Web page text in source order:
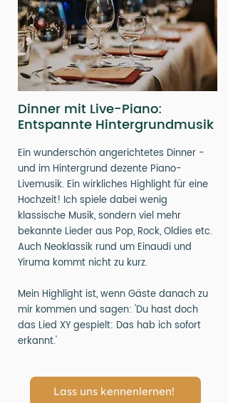
Dinner mit Live-Piano:
Entspannte Hintergrundmusik
Ein wunderschön angerichtetes Dinner -
und im Hintergrund dezente Piano-
Livemusik. Ein wirkliches Highlight für eine
Hochzeit! Ich spiele dabei wenig
klassische Musik, sondern viel mehr
bekannte Lieder aus Pop, Rock, Oldies etc.
Auch Neoklassik rund um Einaudi und
Yiruma kommt nicht zu kurz.
Mein Highlight ist, wenn Gäste danach zu
mir kommen und sagen: 'Du hast doch
das Lied XY gespielt: Das hab ich sofort
erkannt.'
Lass uns kennenlernen!